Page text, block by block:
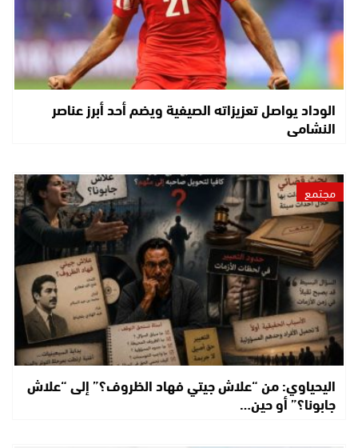
الوداد يواصل تعزيزاته الصيفية ويضم أحد أبرز عناصر
النشامى
مجتمع
اليحياوي: من “علاش جيتي فهاد الظروف؟” إلى “علاش
جابونا؟” أو حين…